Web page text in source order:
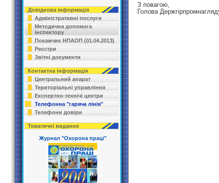
Довідкова інформація
Адміністративні послуги
Методична допомога
інспектору
Покажчик НПАОП (01.04.2013)
Реєстри
Звітні документи
Контактна інформація
Центральний апарат
Територіальні управління
Експертно-технічі центри
Телефонна "гаряча лінія"
Телефони довіри
Тематичні видання
Журнал "Охорона праці"
З повагою,
Голова